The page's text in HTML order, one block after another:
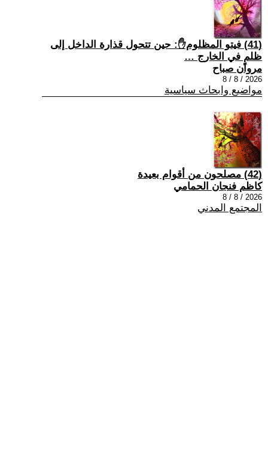
(41) فيتو المظلوم✋: حين تتحول قذارة الداخل إلى
ظلمٍ في الخارج …
مروان صباح
2026 / 8 / 8
مواضيع وابحاث سياسية
(42) مصلحون من أقوام بعيدة
كاظم فنجان الحمامي
2026 / 8 / 8
المجتمع المدني